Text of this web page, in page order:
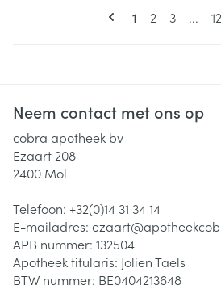
U lees
1 Pagina
2 Pagina
3 ...
Neem contact met ons op
cobra apotheek bv
Ezaart 208
2400 Mol
Telefoon: +32(0)14 31 34 14
E-mailadres: ezaart@
APB nummer: 132504
Apotheek titularis: Jolien Taels
BTW nummer: BE0404213648